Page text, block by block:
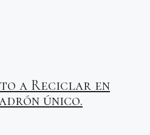
a Reciclar en
único.